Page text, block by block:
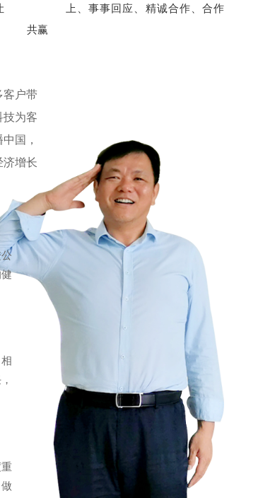
上、事事回应、精诚合作、合作
共赢
客户带
技为客
国，
济增长